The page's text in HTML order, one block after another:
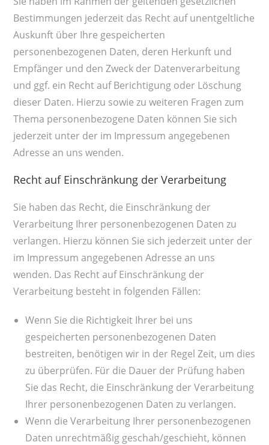
Bestimmungen jederzeit das Recht auf unentgeltliche
Auskunft über Ihre gespeicherten
personenbezogenen Daten, deren Herkunft und
Empfänger und den Zweck der Datenverarbeitung
und ggf. ein Recht auf Berichtigung oder Löschung
dieser Daten. Hierzu sowie zu weiteren Fragen zum
Thema personenbezogene Daten können Sie sich
jederzeit unter der im Impressum angegebenen
Adresse an uns wenden.
Recht auf Einschränkung der Verarbeitung
Sie haben das Recht, die Einschränkung der
Verarbeitung Ihrer personenbezogenen Daten zu
verlangen. Hierzu können Sie sich jederzeit unter der
im Impressum angegebenen Adresse an uns
wenden. Das Recht auf Einschränkung der
Verarbeitung besteht in folgenden Fällen:
Wenn Sie die Richtigkeit Ihrer bei uns
gespeicherten personenbezogenen Daten
bestreiten, benötigen wir in der Regel Zeit, um dies
zu überprüfen. Für die Dauer der Prüfung haben
Sie das Recht, die Einschränkung der Verarbeitung
Ihrer personenbezogenen Daten zu verlangen.
Wenn die Verarbeitung Ihrer personenbezogenen
Daten unrechtmäßig geschah/geschieht, können